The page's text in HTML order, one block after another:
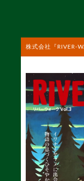
株式会社『RIVER-